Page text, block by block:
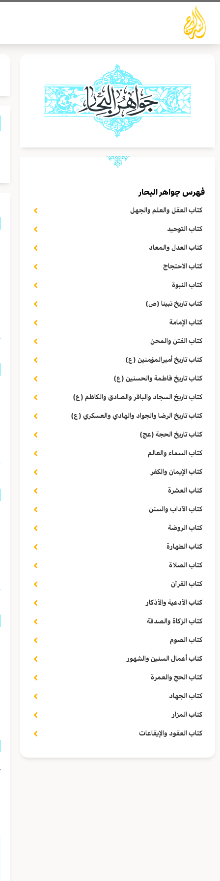
تخطي
المحتوى
فهرس جواهر البحار
كتاب العقل والعلم والجهل
كتاب التوحيد
كتاب العدل والمعاد
كتاب الاحتجاج
كتاب النبوة
كتاب تاريخ نبينا (ص)
كتاب الإمامة
كتاب الفتن والمحن
كتاب تاريخ أميرالمؤمنين (ع)
كتاب تاريخ فاطمة والحسنين (ع)
كتاب تاريخ السجاد والباقر والصادق والكاظم (ع)
كتاب تاريخ الرضا والجواد والهادي والعسكري (ع)
كتاب تاريخ الحجة (عج)
كتاب السماء والعالم
كتاب الإيمان والكفر
كتاب العشرة
كتاب الآداب والسنن
كتاب الروضة
كتاب الطهارة
كتاب الصلاة
كتاب القرآن
كتاب الأدعية والأذكار
كتاب الزكاة والصدقة
كتاب الصوم
كتاب أعمال السنين والشهور
كتاب الحج والعمرة
كتاب الجهاد
كتاب المزار
كتاب العقود والإيقاعات